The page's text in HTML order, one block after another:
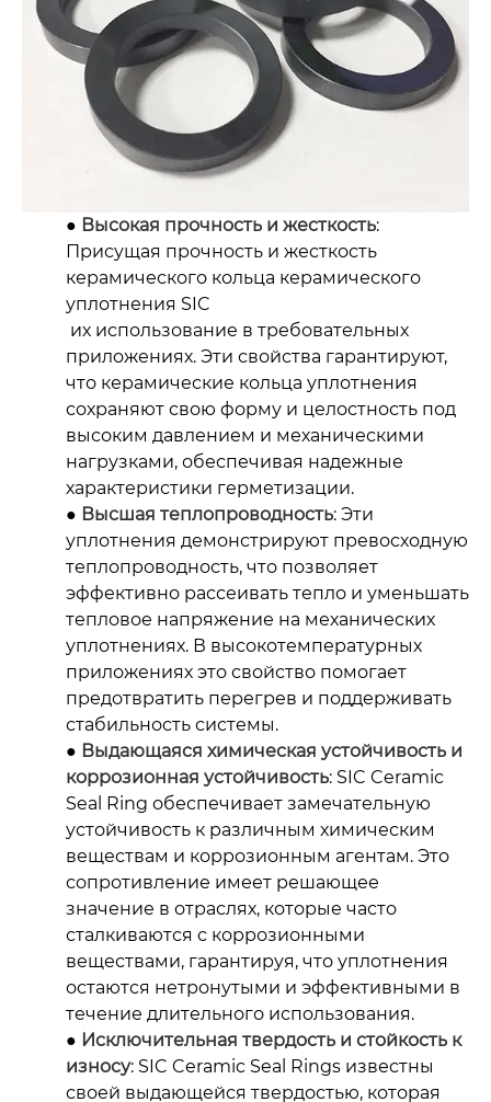
● Высокая прочность и жесткость:
Присущая прочность и жесткость
керамического кольца керамического
уплотнения SIC
их использование в требовательных
приложениях. Эти свойства гарантируют,
что керамические кольца уплотнения
сохраняют свою форму и целостность под
высоким давлением и механическими
нагрузками, обеспечивая надежные
характеристики герметизации.
● Высшая теплопроводность: Эти
уплотнения демонстрируют превосходную
теплопроводность, что позволяет
эффективно рассеивать тепло и уменьшать
тепловое напряжение на механических
уплотнениях. В высокотемпературных
приложениях это свойство помогает
предотвратить перегрев и поддерживать
стабильность системы.
● Выдающаяся химическая устойчивость и
коррозионная устойчивость: SIC Ceramic
Seal Ring обеспечивает замечательную
устойчивость к различным химическим
веществам и коррозионным агентам. Это
сопротивление имеет решающее
значение в отраслях, которые часто
сталкиваются с коррозионными
веществами, гарантируя, что уплотнения
остаются нетронутыми и эффективными в
течение длительного использования.
● Исключительная твердость и стойкость к
износу: SIC Ceramic Seal Rings известны
своей выдающейся твердостью, которая